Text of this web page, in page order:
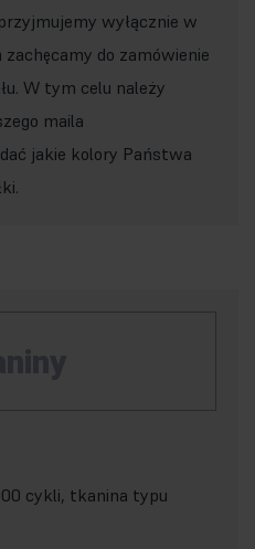
wyłącznie w
zachęcamy do zamówienie
W tym celu należy
maila
jakie kolory Państwa
cykli, tkanina typu